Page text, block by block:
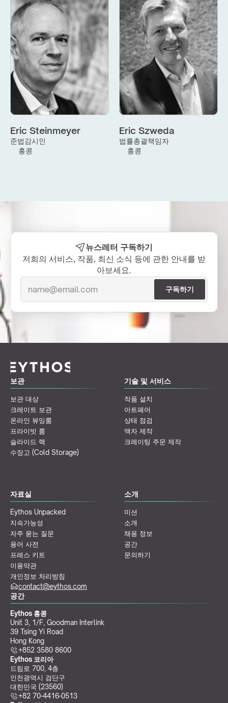
Eric Steinmeyer
준법감시인
홍콩
Eric Szweda
법률총괄책임자
홍콩
뉴스레터 구독하기
저희의 서비스, 작품, 최신 소식 등에 관한 안내를 받
아보세요.
보관
보관 대상
크레이트 보관
온라인 뷰잉룸
프라이빗 룸
슬라이드 랙
수장고 (Cold Storage)
기술 및 서비스
작품 설치
아트페어
상태 점검
액자 제작
크레이팅 주문 제작
자료실
Eythos Unpacked
지속가능성
자주 묻는 질문
용어 사전
프레스 키트
이용약관
개인정보 처리방침
소개
미션
소개
채용 정보
공간
문의하기
공간
Eythos 홍콩
Unit 3, 1/F, Goodman Interlink
39 Tsing Yi Road
Hong Kong
+852 3580 8600
Eythos 코리아
드림로 700, 4층
인천광역시 검단구
대한민국 (23560)
+82 70-4416-0513
contact@eythos.com